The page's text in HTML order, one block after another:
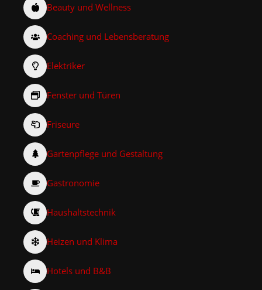
Beauty und Wellness
Coaching und Lebensberatung
Elektriker
Fenster und Türen
Friseure
Gartenpflege und Gestaltung
Gastronomie
Haushaltstechnik
Heizen und Klima
Hotels und B&B